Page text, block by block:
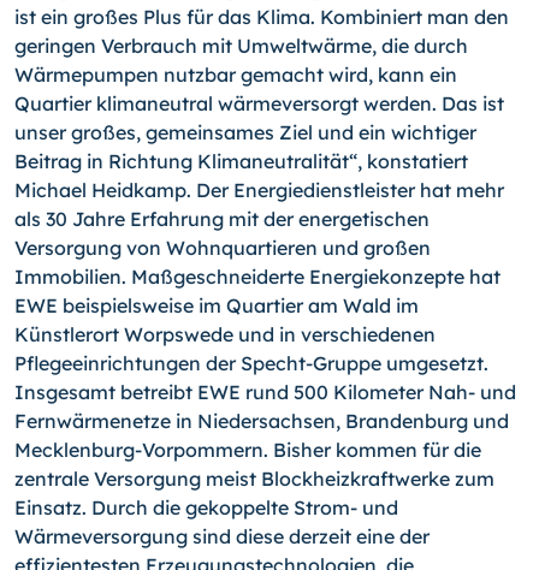
ist ein großes Plus für das Klima. Kombiniert man den
geringen Verbrauch mit Umweltwärme, die durch
Wärmepumpen nutzbar gemacht wird, kann ein
Quartier klimaneutral wärmeversorgt werden. Das ist
unser großes, gemeinsames Ziel und ein wichtiger
Beitrag in Richtung Klimaneutralität“, konstatiert
Michael Heidkamp. Der Energiedienstleister hat mehr
als 30 Jahre Erfahrung mit der energetischen
Versorgung von Wohnquartieren und großen
Immobilien. Maßgeschneiderte Energiekonzepte hat
EWE beispielsweise im Quartier am Wald im
Künstlerort Worpswede und in verschiedenen
Pflegeeinrichtungen der Specht-Gruppe umgesetzt.
Insgesamt betreibt EWE rund 500 Kilometer Nah- und
Fernwärmenetze in Niedersachsen, Brandenburg und
Mecklenburg-Vorpommern. Bisher kommen für die
zentrale Versorgung meist Blockheizkraftwerke zum
Einsatz. Durch die gekoppelte Strom- und
Wärmeversorgung sind diese derzeit eine der
effizientesten Erzeugungstechnologien, die